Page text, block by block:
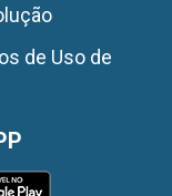
de Uso de